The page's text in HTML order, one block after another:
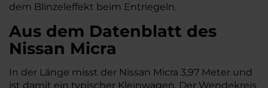
dem Blinzeleffekt beim Entriegeln.
Aus dem Datenblatt des
Nissan Micra
In der Länge misst der Nissan Micra 3,97 Meter und
ist damit ein typischer Kleinwagen. Der Wendekreis